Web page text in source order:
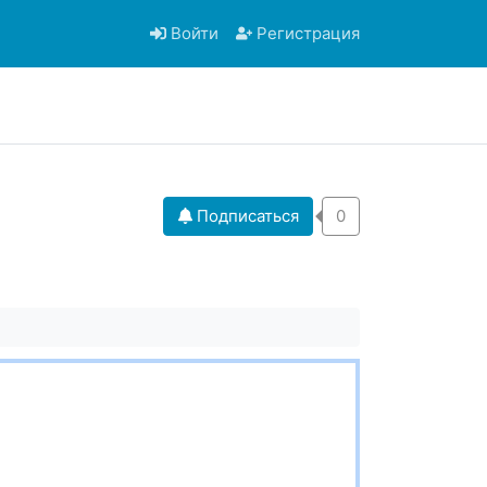
Войти Регистрация
Подписаться 0